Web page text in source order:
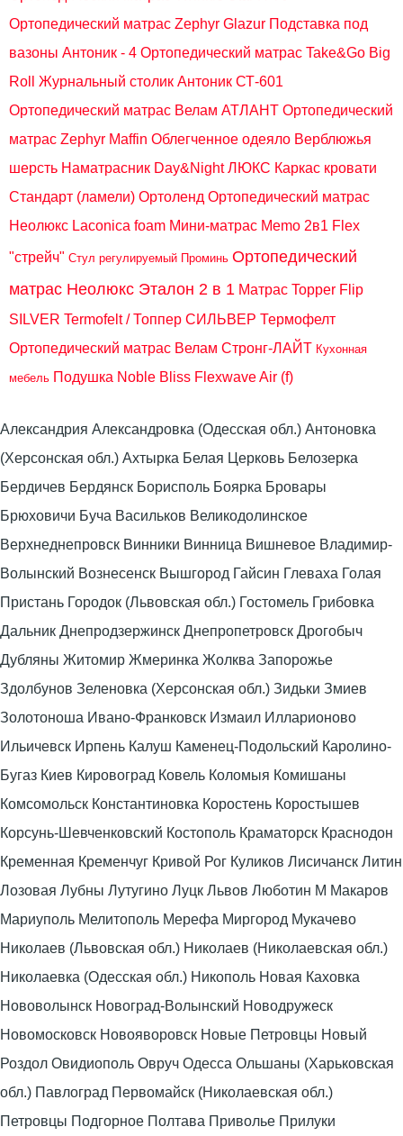
Ортопедический матрас Zephyr Glazur Подставка под
вазоны Антоник - 4 Ортопедический матрас Take&Go Big
Roll
Журнальный столик Антоник СТ-601
Ортопедический матрас Велам АТЛАНТ Ортопедический
матрас Zephyr Maffin Облегченное одеяло Верблюжья
шерсть Наматрасник Day&Night ЛЮКС Каркас кровати
Стандарт (ламели) Ортоленд Ортопедический матрас
Неолюкс Laconica foam Мини-матрас Memo 2в1 Flex
"стрейч" Стул регулируемый Проминь Ортопедический
матрас Неолюкс Эталон 2 в 1 Матрас Topper Flip
SILVER Termofelt / Топпер СИЛЬВЕР Термофелт
Ортопедический матрас Велам Стронг-ЛАЙТ Кухонная
мебель Подушка Noble Bliss Flexwave Air (f)
Александрия Александровка (Одесская обл.) Антоновка
(Херсонская обл.) Ахтырка Белая Церковь Белозерка
Бердичев Бердянск Борисполь Боярка Бровары
Брюховичи Буча Васильков Великодолинское
Верхнеднепровск Винники Винница Вишневое Владимир-
Волынский Вознесенск Вышгород Гайсин Глеваха Голая
Пристань Городок (Львовская обл.) Гостомель Грибовка
Дальник Днепродзержинск Днепропетровск Дрогобыч
Дубляны Житомир Жмеринка Жолква Запорожье
Здолбунов Зеленовка (Херсонская обл.) Зидьки Змиев
Золотоноша Ивано-Франковск Измаил Илларионово
Ильичевск Ирпень Калуш Каменец-Подольский Каролино-
Бугаз Киев Кировоград Ковель Коломыя Комишаны
Комсомольск Константиновка Коростень Коростышев
Корсунь-Шевченковский Костополь Краматорск Краснодон
Кременная Кременчуг Кривой Рог Куликов Лисичанск Литин
Лозовая Лубны Лутугино Луцк Львов Люботин М Макаров
Мариуполь Мелитополь Мерефа Миргород Мукачево
Николаев (Львовская обл.) Николаев (Николаевская обл.)
Николаевка (Одесская обл.) Никополь Новая Каховка
Нововолынск Новоград-Волынский Новодружеск
Новомосковск Новояворовск Новые Петровцы Новый
Роздол Овидиополь Овруч Одесса Ольшаны (Харьковская
обл.) Павлоград Первомайск (Николаевская обл.)
Петровцы Подгорное Полтава Приволье Прилуки